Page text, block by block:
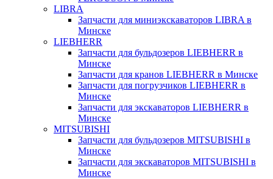
LIBRA
Запчасти для миниэкскаваторов LIBRA в
Минске
LIEBHERR
Запчасти для бульдозеров LIEBHERR в
Минске
Запчасти для кранов LIEBHERR в Минске
Запчасти для погрузчиков LIEBHERR в
Минске
Запчасти для экскаваторов LIEBHERR в
Минске
MITSUBISHI
Запчасти для бульдозеров MITSUBISHI в
Минске
Запчасти для экскаваторов MITSUBISHI в
Минске